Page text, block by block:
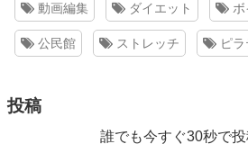
動画編集 ダイエット
公民館 ストレッチ ピラ
投稿
誰でも今すぐ30秒で